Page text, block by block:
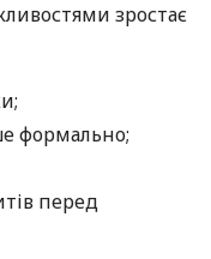
зростає
формально;
перед